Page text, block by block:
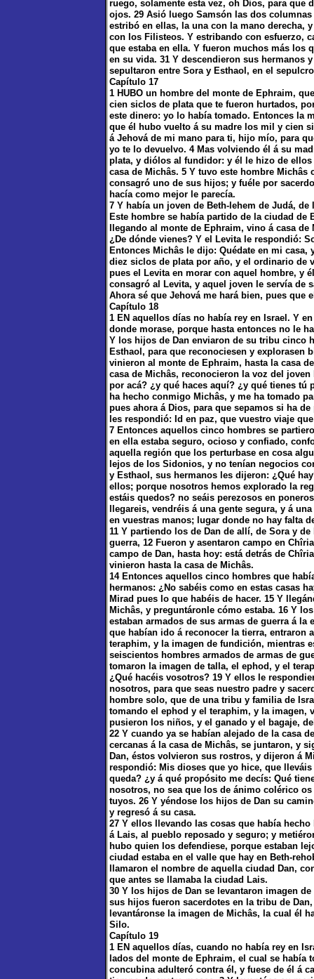
ruego, solamente esta vez, oh Dios, para que
ojos. 29 Asió luego Samsón las dos
estribó en ellas, la una con la mano derecha,
con los Filisteos. Y estribando con esfuerzo,
que estaba en ella. Y fueron muchos más los
en su vida. 31 Y descendieron sus hermanos
sepultaron entre Sora y Esthaol, en el
Capítulo 17
1 HUBO un hombre del monte de Ephraim,
cien siclos de plata que te fueron hurtados,
este dinero: yo lo había tomado. Entonces la
que él hubo vuelto á su madre los mil y cien
á Jehová de mi mano para ti, hijo mío, para
yo te lo devuelvo. 4 Mas volviendo él á su
plata, y diólos al fundidor: y él le hizo de
casa de Michâs. 5 Y tuvo este hombre
consagró uno de sus hijos; y fuéle por
hacía como mejor le parecía.
7 Y había un joven de Beth-lehem de Judá,
Este hombre se había partido de la ciudad de
llegando al monte de Ephraim, vino á casa
¿De dónde vienes? Y el Levita le respondió:
Entonces Michâs le dijo: Quédate en mi casa,
diez siclos de plata por año, y el ordinario de
pues el Levita en morar con aquel hombre, y
consagró al Levita, y aquel joven le servía de
Ahora sé que Jehová me hará bien, pues que
Capítulo 18
1 EN aquellos días no había rey en Israel. Y
donde morase, porque hasta entonces no le
Y los hijos de Dan enviaron de su tribu cinco
Esthaol, para que reconociesen y explorasen
vinieron al monte de Ephraim, hasta la casa
casa de Michâs, reconocieron la voz del
por acá? ¿y qué haces aquí? ¿y qué tienes tú
ha hecho conmigo Michâs, y me ha tomado
pues ahora á Dios, para que sepamos si ha
les respondió: Id en paz, que vuestro viaje
7 Entonces aquellos cinco hombres se
en ella estaba seguro, ocioso y confiado,
aquella región que los perturbase en cosa
lejos de los Sidonios, y no tenían negocios
y Esthaol, sus hermanos les dijeron: ¿Qué
ellos; porque nosotros hemos explorado la
estáis quedos? no seáis perezosos en
llegareis, vendréis á una gente segura, y á
en vuestras manos; lugar donde no hay falta
11 Y partiendo los de Dan de allí, de Sora y
guerra, 12 Fueron y asentaron campo en
campo de Dan, hasta hoy: está detrás de
vinieron hasta la casa de Michâs.
14 Entonces aquellos cinco hombres que
hermanos: ¿No sabéis como en estas casas
Mirad pues lo que habéis de hacer. 15 Y
Michâs, y preguntáronle cómo estaba. 16 Y
estaban armados de sus armas de guerra á
que habían ido á reconocer la tierra, entraron
teraphim, y la imagen de fundición, mientras
seiscientos hombres armados de armas de
tomaron la imagen de talla, el ephod, y el
¿Qué hacéis vosotros? 19 Y ellos le
nosotros, para que seas nuestro padre y
hombre solo, que de una tribu y familia de
tomando el ephod y el teraphim, y la imagen,
pusieron los niños, y el ganado y el bagaje,
22 Y cuando ya se habían alejado de la casa
cercanas á la casa de Michâs, se juntaron, y
Dan, éstos volvieron sus rostros, y dijeron á
respondió: Mis dioses que yo hice, que
queda? ¿y á qué propósito me decís: Qué
nosotros, no sea que los de ánimo colérico
tuyos. 26 Y yéndose los hijos de Dan su
y regresó á su casa.
27 Y ellos llevando las cosas que había
á Lais, al pueblo reposado y seguro; y
hubo quien los defendiese, porque estaban
ciudad estaba en el valle que hay en Beth-
llamaron el nombre de aquella ciudad Dan,
que antes se llamaba la ciudad Lais.
30 Y los hijos de Dan se levantaron imagen
sus hijos fueron sacerdotes en la tribu de
levantáronse la imagen de Michâs, la cual él
Silo.
Capítulo 19
1 EN aquellos días, cuando no había rey en
lados del monte de Ephraim, el cual se había
concubina adulteró contra él, y fuese de él á